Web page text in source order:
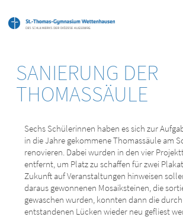
SANIERUNG DER
THOMASSÄULE
Sechs Schülerinnen haben es sich zur
in die Jahre gekommene Thomassäule am
renovieren. Dabei wurden in den vier
entfernt, um Platz zu schaffen für zwei
Zukunft auf Veranstaltungen hinweisen
daraus gewonnenen Mosaiksteinen, die
gewaschen wurden, konnten dann die
entstandenen Lücken wieder neu gefliest